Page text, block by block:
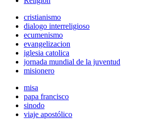
cristianismo
dialogo interreligioso
ecumenismo
evangelizacion
iglesia catolica
jornada mundial de la juventud
misionero
misa
papa francisco
sinodo
viaje apostólico